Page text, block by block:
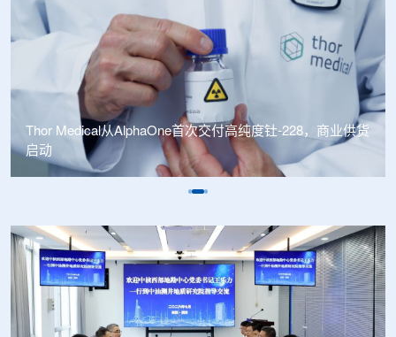
中广核达胜携手浙江嘉广束 打造国内首套全自主电子束固
化卷钢涂装产业链